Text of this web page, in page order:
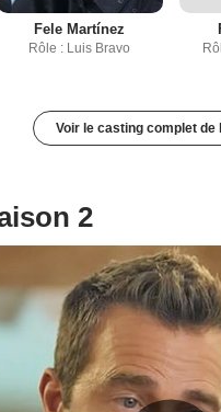
Fele Martínez
Rôle : Luis Bravo
Voir le casting complet de
2